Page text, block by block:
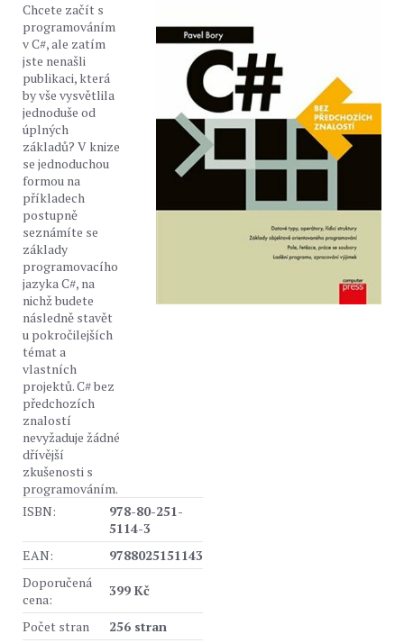
Chcete začít s
programováním
v C#, ale zatím
jste nenašli
publikaci, která
by vše vysvětlila
jednoduše od
úplných
základů? V knize
se jednoduchou
formou na
příkladech
postupně
seznámíte se
základy
programovacího
jazyka C#, na
nichž budete
následně stavět
u pokročilejších
témat a
vlastních
projektů. C# bez
předchozích
znalostí
nevyžaduje žádné
dřívější
zkušenosti s
programováním.
ISBN:
978-80-251-
5114-3
EAN:
9788025151143
Doporučená
cena:
399 Kč
Počet stran
256 stran